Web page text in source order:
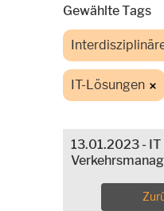
Gewählte Tags
IT-Lösungen
13.01.2023 - IT